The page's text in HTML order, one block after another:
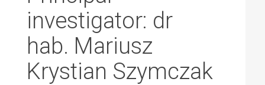
investigator: dr
hab. Mariusz
Krystian Szymczak